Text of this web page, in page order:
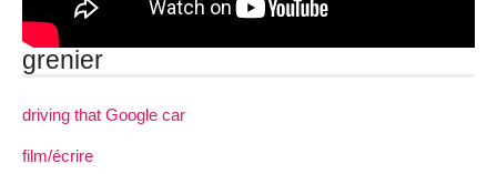
grenier
driving that Google car
film/écrire